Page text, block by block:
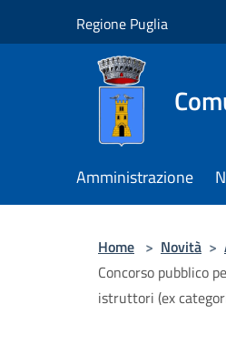
Regione Puglia
Amministrazione
Home > Novità >
Concorso pubblico
istruttori (ex